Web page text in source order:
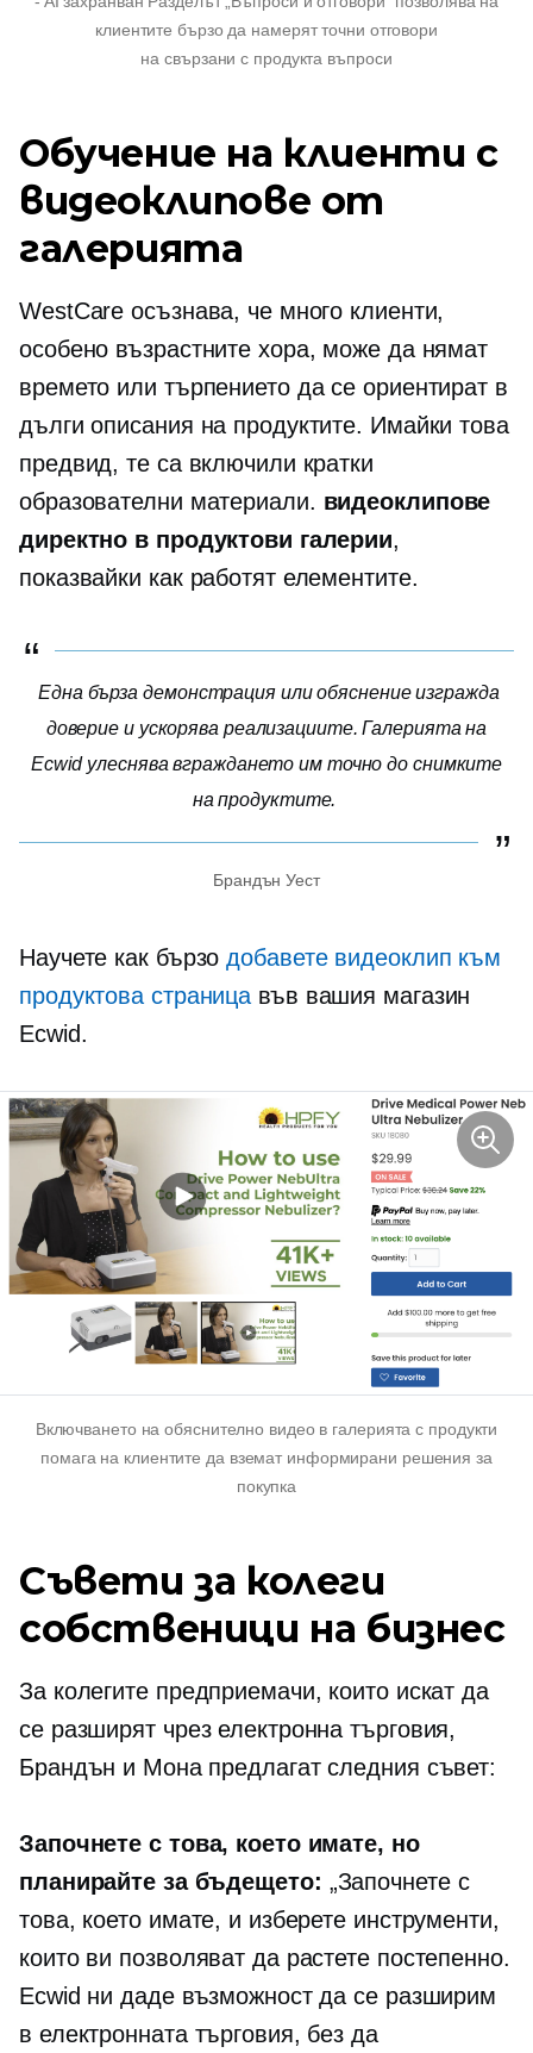
клиентите бързо да намерят точни отговори
насвързани с продукта въпроси
Обучение на клиенти с
видеоклипове от
галерията
WestCare осъзнава, че много клиенти,
особено възрастните хора, може да нямат
времето или търпението да се ориентират в
дълги описания на продуктите. Имайки това
предвид, те са включили кратки
образователни материали. видеоклипове
директно в продуктови галерии,
показвайки как работят елементите.
Една бърза демонстрация или обяснение изгражда
доверие и ускорява реализациите. Галерията на
Ecwid улеснява вграждането им точно до снимките
на продуктите.
Брандън Уест
Научете как бързодобавете видеоклип към
продуктова страницавъв вашия магазин
Ecwid.
Включването на обяснително видео в галерията с продукти
помага на клиентите да вземат информирани решения за
покупка
Съвети за колеги
собственици на бизнес
За колегите предприемачи, които искат да
се разширят чрез електронна търговия,
Брандън и Мона предлагат следния съвет:
Започнете с това, което имате, но
планирайте за бъдещето: „Започнете с
това, което имате, и изберете инструменти,
които ви позволяват да растете постепенно.
Ecwid ни даде възможност да се разширим
в електронната търговия, без да